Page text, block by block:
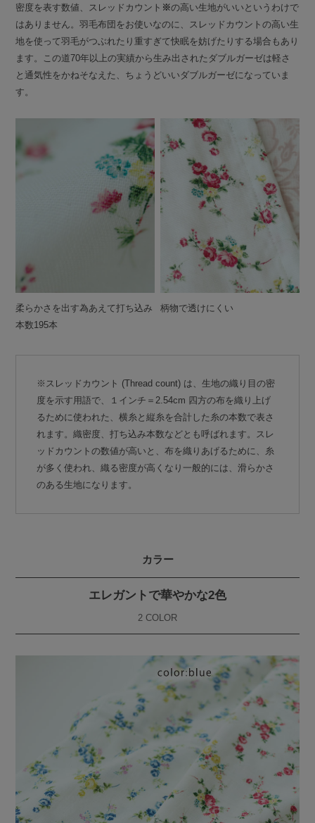
密度を表す数値、スレッドカウント ※の高い生地がいいというわけで
はありません。羽毛布団をお使いなのに、スレッドカウントの高い生
地を使って羽毛がつぶれたり重すぎて快眠を妨げたりする場合もあり
ます。この道70年以上の実績から生み出されたダブルガーゼは軽さ
と通気性をかねそなえた、ちょうどいいダブルガーゼになっていま
す。
柔らかさを出す為あえて打ち込み
本数195本
柄物で透けにくい
※スレッドカウント (Thread count) は、生地の織り目の密
度を示す用語で、１インチ＝2.54cm 四方の布を織り上げ
るために使われた、横糸と縦糸を合計した糸の本数で表さ
れます。織密度、打ち込み本数などとも呼ばれます。スレ
ッドカウントの数値が高いと、布を織りあげるために、糸
が多く使われ、織る密度が高くなり一般的には、滑らかさ
のある生地になります。
カラー
エレガントで華やかな2色
2 COLOR